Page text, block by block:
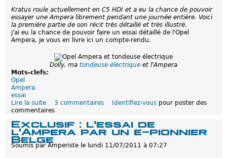
e
r
a
s
a
d
e
O
p
p
r
a
2
/
Kratus roule actuellement en C5 HDI et a eu la chance de pouvoir
essayer une Ampera librement pendant une journée entière. Voici
la première partie de son récit très détaillé et très illustré.
j'ai eu la chance de pouvoir faire un essai détaillé de l'Opel
Ampera, je vous en livre ici un compte-rendu.
Dolly, ma tondeuse électrique et l'Ampera
Mots-clefs:
Opel
Ampera
essai
Lire la suite
e
o
n
e
s
3 commentaires Identifiez-vous pour poster des
commentaires
Exclusif : l'essai de
l'Ampera par un e-pionnier
Belge
Soumis par Amperiste le lundi 11/07/2011 à 07:27